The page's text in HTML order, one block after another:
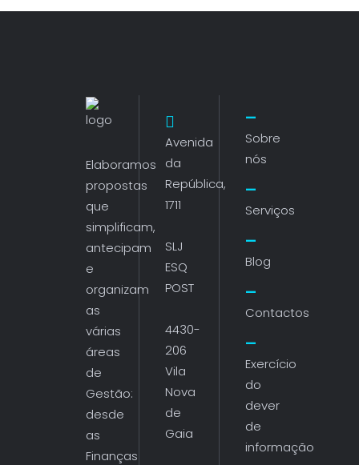
Elaboramos
propostas
que
simplificam,
antecipam
e
organizam
as
várias
áreas
de
Gestão:
desde
as
Finanças
Avenida
da
República,
1711
SLJ
ESQ
POST
4430-
206
Vila
Nova
de
Gaia
Sobre
nós
Serviços
Blog
Contactos
Exercício
do
dever
de
informação